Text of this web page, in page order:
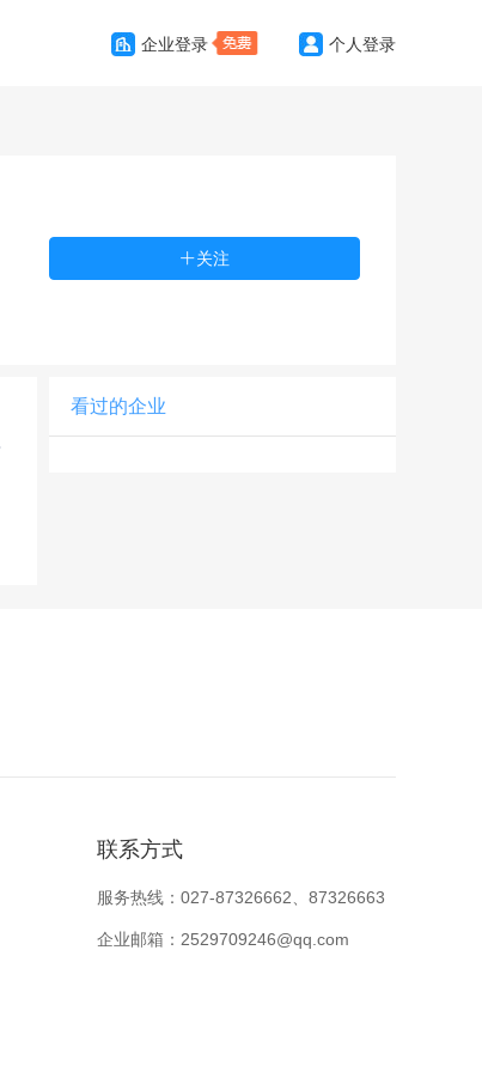
企业登录 个人登录
关注
看过的企业
联系方式
服务热线：027-87326662、87326663
企业邮箱：2529709246@qq.com